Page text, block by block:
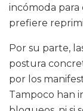
incómoda para
prefiere
Por su parte,
postura
por los
Tampoco han